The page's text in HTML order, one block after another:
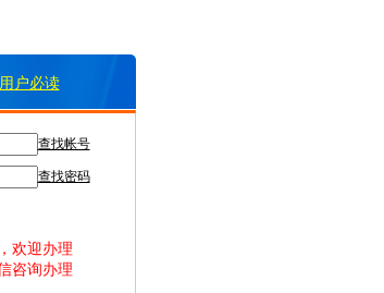
户必读
查找帐号
查找密码
欢迎办理
咨询办理